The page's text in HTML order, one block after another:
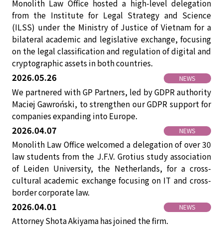
Monolith Law Office hosted a high-level delegation
from the Institute for Legal Strategy and Science
(ILSS) under the Ministry of Justice of Vietnam for a
bilateral academic and legislative exchange, focusing
on the legal classification and regulation of digital and
cryptographic assets in both countries.
2026.05.26 NEWS
We partnered with GP Partners, led by GDPR authority
Maciej Gawroński, to strengthen our GDPR support for
companies expanding into Europe.
2026.04.07 NEWS
Monolith Law Office welcomed a delegation of over 30
law students from the J.F.V. Grotius study association
of Leiden University, the Netherlands, for a cross-
cultural academic exchange focusing on IT and cross-
border corporate law.
2026.04.01 NEWS
Attorney Shota Akiyama has joined the firm.